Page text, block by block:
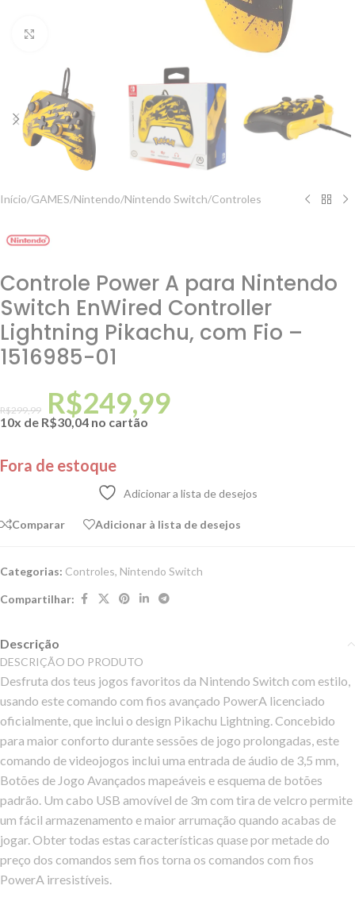
Início/GAMES/Nintendo/Nintendo Switch/Controles
Controle Power A para Nintendo
Switch EnWired Controller
Lightning Pikachu, com Fio –
1516985-01
R$299,99 R$249,99
10x de R$30,04 no cartão
Fora de estoque
Adicionar a lista de desejos
Comparar Adicionar à lista de desejos
Categorias: Controles, Nintendo Switch
Compartilhar:
Descrição
DESCRIÇÃO DO PRODUTO
Desfruta dos teus jogos favoritos da Nintendo Switch com estilo,
usando este comando com fios avançado PowerA licenciado
oficialmente, que inclui o design Pikachu Lightning. Concebido
para maior conforto durante sessões de jogo prolongadas, este
comando de videojogos inclui uma entrada de áudio de 3,5 mm,
Botões de Jogo Avançados mapeáveis e esquema de botões
padrão. Um cabo USB amovível de 3m com tira de velcro permite
um fácil armazenamento e maior arrumação quando acabas de
jogar. Obter todas estas características quase por metade do
preço dos comandos sem fios torna os comandos com fios
PowerA irresistíveis.